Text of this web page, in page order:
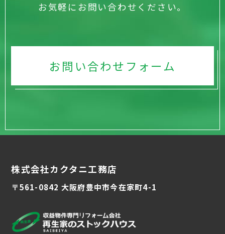
お気軽にお問い合わせください。
お問い合わせフォーム
株式会社カクタニ工務店
〒561-0842 大阪府豊中市今在家町4-1